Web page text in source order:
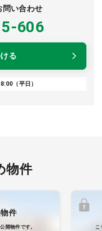
問い合わせ
606
る
（平日）
物件
件
開物件です。
こ